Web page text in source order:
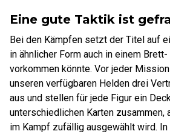
Eine gute Taktik ist
Bei den Kämpfen setzt der Titel auf
in ähnlicher Form auch in einem
vorkommen könnte. Vor jeder
unseren verfügbaren Helden drei
aus und stellen für jede Figur ein
unterschiedlichen Karten zusammen,
im Kampf zufällig ausgewählt wird.